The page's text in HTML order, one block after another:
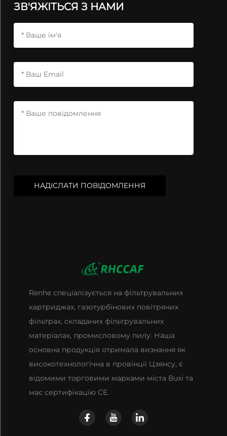
ЗВ'ЯЖІТЬСЯ З НАМИ
НАДІСЛАТИ ПОВІДОМЛЕННЯ
Renhe спеціалізується на фільтрувальних
картриджах, газотурбінових повітряних
фільтрах, складаних фільтрувальних
матеріалах, промисловому пилу. Наша
основна продукція отримала визнання як
високотехнологічна в провінції Цзянсу, є
відомими торговими марками міста Вuxі та
має сертифікацію CE.